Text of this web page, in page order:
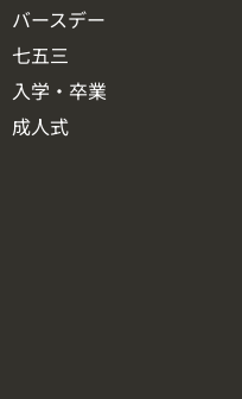
バースデー
七五三
入学・卒業
成人式